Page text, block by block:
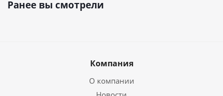
Ранее вы смотрели
Компания
О компании